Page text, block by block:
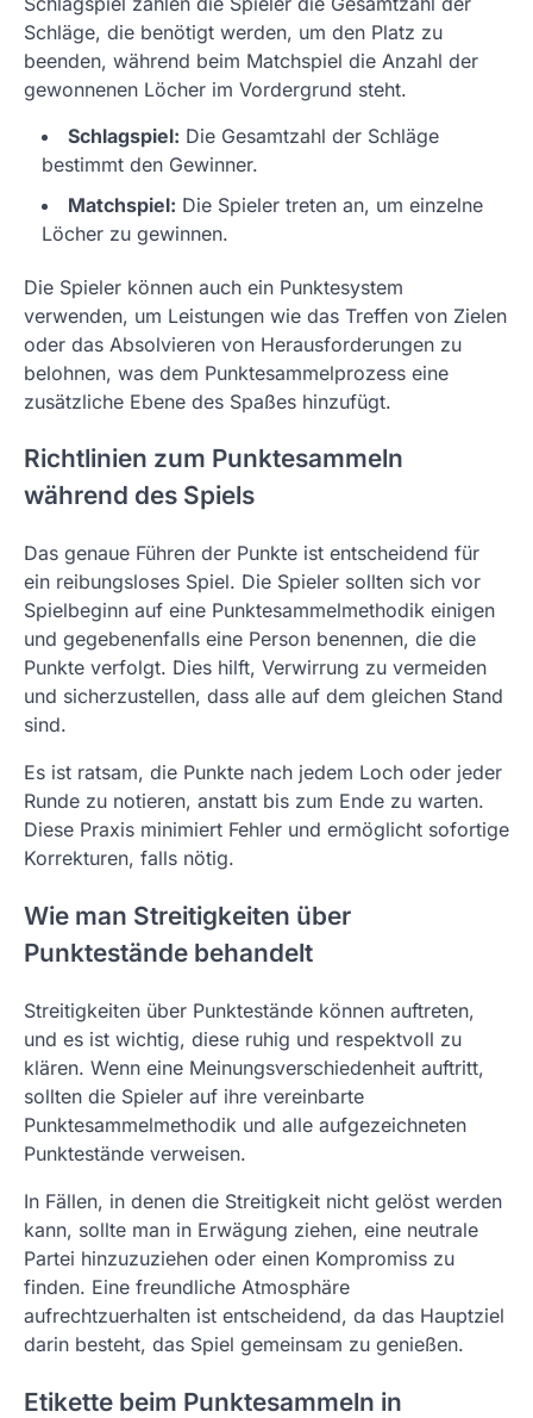
Schläge, die benötigt werden, um den Platz zu
beenden, während beim Matchspiel die Anzahl der
gewonnenen Löcher im Vordergrund steht.
Schlagspiel: Die Gesamtzahl der Schläge
bestimmt den Gewinner.
Matchspiel: Die Spieler treten an, um einzelne
Löcher zu gewinnen.
Die Spieler können auch ein Punktesystem
verwenden, um Leistungen wie das Treffen von Zielen
oder das Absolvieren von Herausforderungen zu
belohnen, was dem Punktesammelprozess eine
zusätzliche Ebene des Spaßes hinzufügt.
Richtlinien zum Punktesammeln
während des Spiels
Das genaue Führen der Punkte ist entscheidend für
ein reibungsloses Spiel. Die Spieler sollten sich vor
Spielbeginn auf eine Punktesammelmethodik einigen
und gegebenenfalls eine Person benennen, die die
Punkte verfolgt. Dies hilft, Verwirrung zu vermeiden
und sicherzustellen, dass alle auf dem gleichen Stand
sind.
Es ist ratsam, die Punkte nach jedem Loch oder jeder
Runde zu notieren, anstatt bis zum Ende zu warten.
Diese Praxis minimiert Fehler und ermöglicht sofortige
Korrekturen, falls nötig.
Wie man Streitigkeiten über
Punktestände behandelt
Streitigkeiten über Punktestände können auftreten,
und es ist wichtig, diese ruhig und respektvoll zu
klären. Wenn eine Meinungsverschiedenheit auftritt,
sollten die Spieler auf ihre vereinbarte
Punktesammelmethodik und alle aufgezeichneten
Punktestände verweisen.
In Fällen, in denen die Streitigkeit nicht gelöst werden
kann, sollte man in Erwägung ziehen, eine neutrale
Partei hinzuzuziehen oder einen Kompromiss zu
finden. Eine freundliche Atmosphäre
aufrechtzuerhalten ist entscheidend, da das Hauptziel
darin besteht, das Spiel gemeinsam zu genießen.
Etikette beim Punktesammeln in